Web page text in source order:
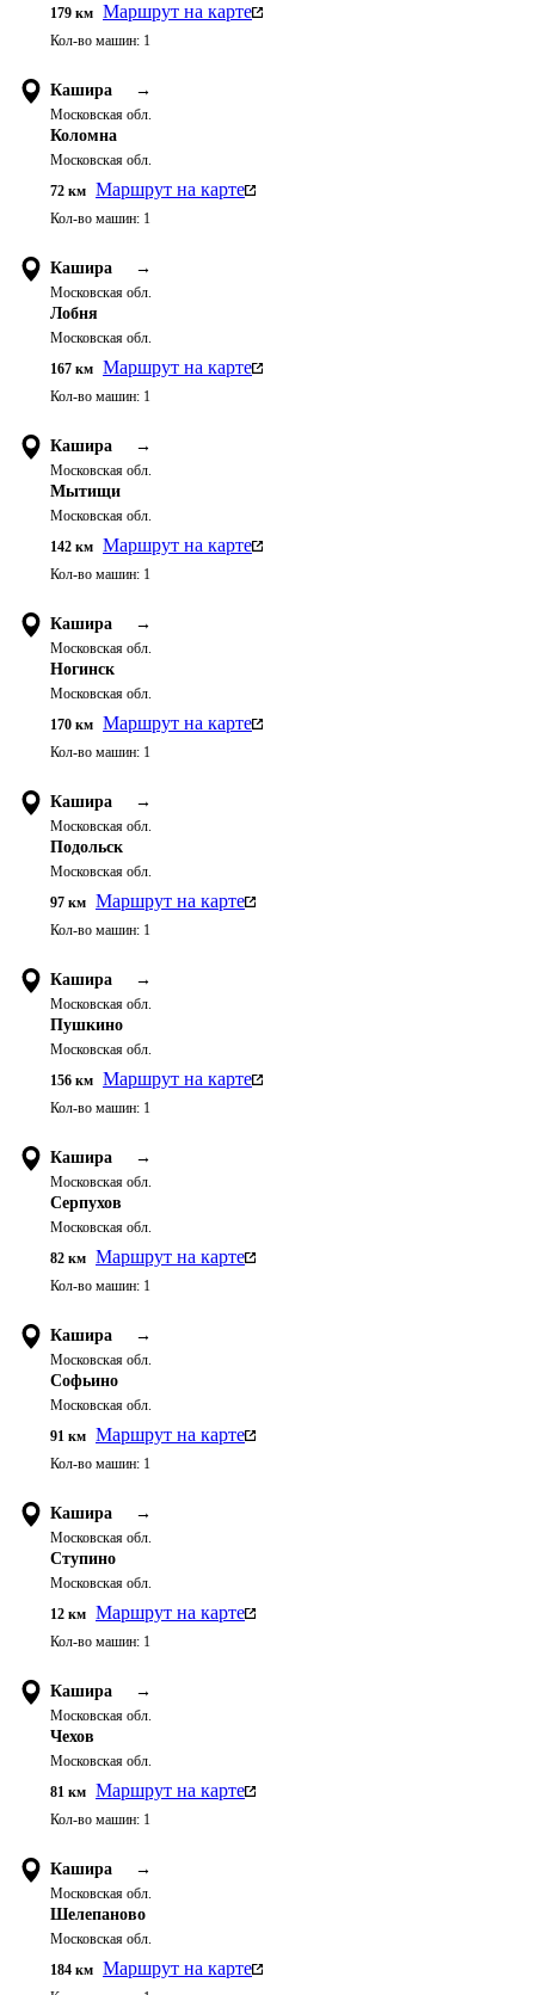
179 км Маршрут на карте
Кол-во машин: 1
Кашира →
Московская обл.
Коломна
Московская обл.
72 км Маршрут на карте
Кол-во машин: 1
Кашира →
Московская обл.
Лобня
Московская обл.
167 км Маршрут на карте
Кол-во машин: 1
Кашира →
Московская обл.
Мытищи
Московская обл.
142 км Маршрут на карте
Кол-во машин: 1
Кашира →
Московская обл.
Ногинск
Московская обл.
170 км Маршрут на карте
Кол-во машин: 1
Кашира →
Московская обл.
Подольск
Московская обл.
97 км Маршрут на карте
Кол-во машин: 1
Кашира →
Московская обл.
Пушкино
Московская обл.
156 км Маршрут на карте
Кол-во машин: 1
Кашира →
Московская обл.
Серпухов
Московская обл.
82 км Маршрут на карте
Кол-во машин: 1
Кашира →
Московская обл.
Софьино
Московская обл.
91 км Маршрут на карте
Кол-во машин: 1
Кашира →
Московская обл.
Ступино
Московская обл.
12 км Маршрут на карте
Кол-во машин: 1
Кашира →
Московская обл.
Чехов
Московская обл.
81 км Маршрут на карте
Кол-во машин: 1
Кашира →
Московская обл.
Шелепаново
Московская обл.
184 км Маршрут на карте